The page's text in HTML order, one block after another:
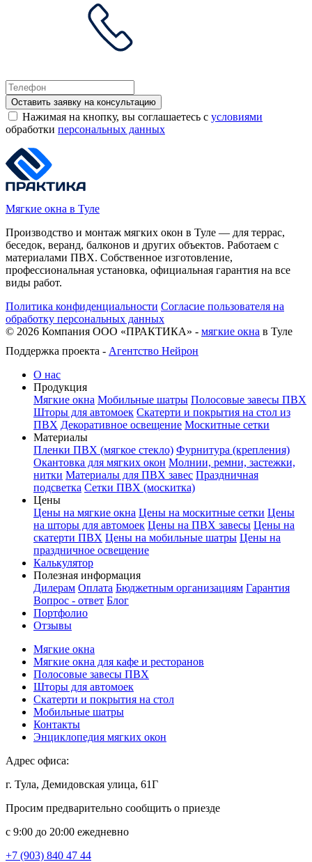
Оставить заявку на консультацию
Нажимая на кнопку, вы соглашаетесь с условиями
обработки персональных данных
Мягкие окна в Туле
Производство и монтаж мягких окон в Туле — для террас,
беседок, веранд, балконов и других объектов. Работаем с
материалами ПВХ. Собственное изготовление,
профессиональная установка, официальная гарантия на все
виды работ.
Политика конфиденциальности Согласие пользователя на
обработку персональных данных
© 2026 Компания ООО «ПРАКТИКА» - мягкие окна в Туле
Поддержка проекта - Агентство Нейрон
О нас
Продукция
Мягкие окна Мобильные шатры Полосовые завесы ПВХ
Шторы для автомоек Скатерти и покрытия на стол из
ПВХ Декоративное освещение Москитные сетки
Материалы
Пленки ПВХ (мягкое стекло) Фурнитура (крепления)
Окантовка для мягких окон Молнии, ремни, застежки,
нитки Материалы для ПВХ завес Праздничная
подсветка Сетки ПВХ (москитка)
Цены
Цены на мягкие окна Цены на москитные сетки Цены
на шторы для автомоек Цены на ПВХ завесы Цены на
скатерти ПВХ Цены на мобильные шатры Цены на
праздничное освещение
Калькулятор
Полезная информация
Дилерам Оплата Бюджетным организациям Гарантия
Вопрос - ответ Блог
Портфолио
Отзывы
Мягкие окна
Мягкие окна для кафе и ресторанов
Полосовые завесы ПВХ
Шторы для автомоек
Скатерти и покрытия на стол
Мобильные шатры
Контакты
Энциклопедия мягких окон
Адрес офиса:
г. Тула, Демидовская улица, 61Г
Просим предварительно сообщить о приезде
c 9:00 до 20:00 ежедневно
+7 (903) 840 47 44